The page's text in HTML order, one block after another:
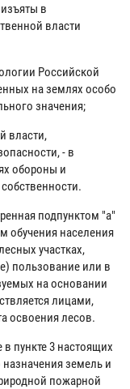
в
власти
Российской
на землях особо
значения;
власти,
- в
обороны и
подпунктом "а"
обучения населения
участках,
пользование или в
на основании
лицами,
освоения лесов.
пункте 3 настоящих
земель и
пожарной